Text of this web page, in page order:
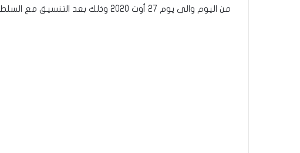
من اليوم والى يوم 27 أوت 2020 وذلك بعد التنسيق مع السلطة المركزية.